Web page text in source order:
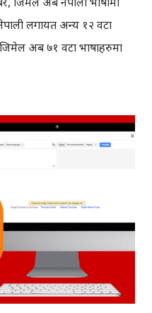
लगायत अन्य १२ वटा
अब ७१ वटा भाषाहरुमा
नेपाली भाषा समावेश
कसरी प्रयोग गर्ने? १) जिमेलमा
आइकन' क्लिक गर्नुस् ३)
भागमा 'जिमेल डिस्प्ले
मेनुबाट 'नेपाली' भाषा
सेभ गर्नुस् अब तपाईको
नेपाली भाषामा प्रयोग
मतलब तपाईले जिमेलमा